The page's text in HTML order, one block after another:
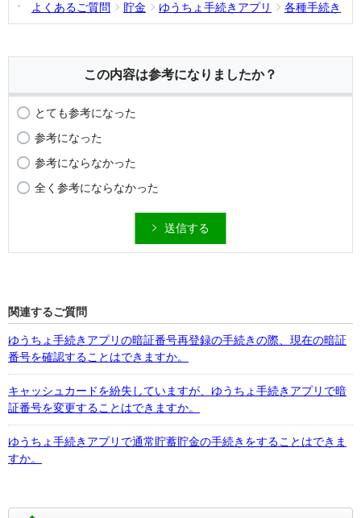
よくあるご質問 貯金 ゆうちょ手続きアプリ 各種手続き
この内容は参考になりましたか？
とても参考になった
参考になった
参考にならなかった
全く参考にならなかった
送信する
関連するご質問
ゆうちょ手続きアプリの暗証番号再登録の手続きの際、現在の暗証
番号を確認することはできますか。
キャッシュカードを紛失していますが、ゆうちょ手続きアプリで暗
証番号を変更することはできますか。
ゆうちょ手続きアプリで通常貯蓄貯金の手続きをすることはできま
すか。